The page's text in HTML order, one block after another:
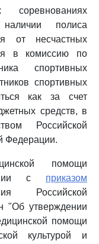
полиса
от несчастных
в комиссию по
спортивных
спортивных
как за счет
средств, в
Российской
Федерации.
помощи
с приказом
Российской
"Об утверждении
помощи
культурой и